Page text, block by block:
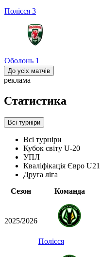
Полісся 3
Оболонь 1
До усіх матчів
реклама
Статистика
Всі турніри
Всі турніри
Кубок світу U-20
УПЛ
Кваліфікація Євро U21
Друга ліга
Сезон
Команда
2025/2026
Полісся